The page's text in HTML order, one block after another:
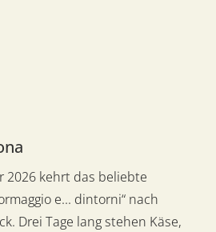
2026 kehrt das beliebte
e... dintorni“ nach
Drei Tage lang stehen Käse,